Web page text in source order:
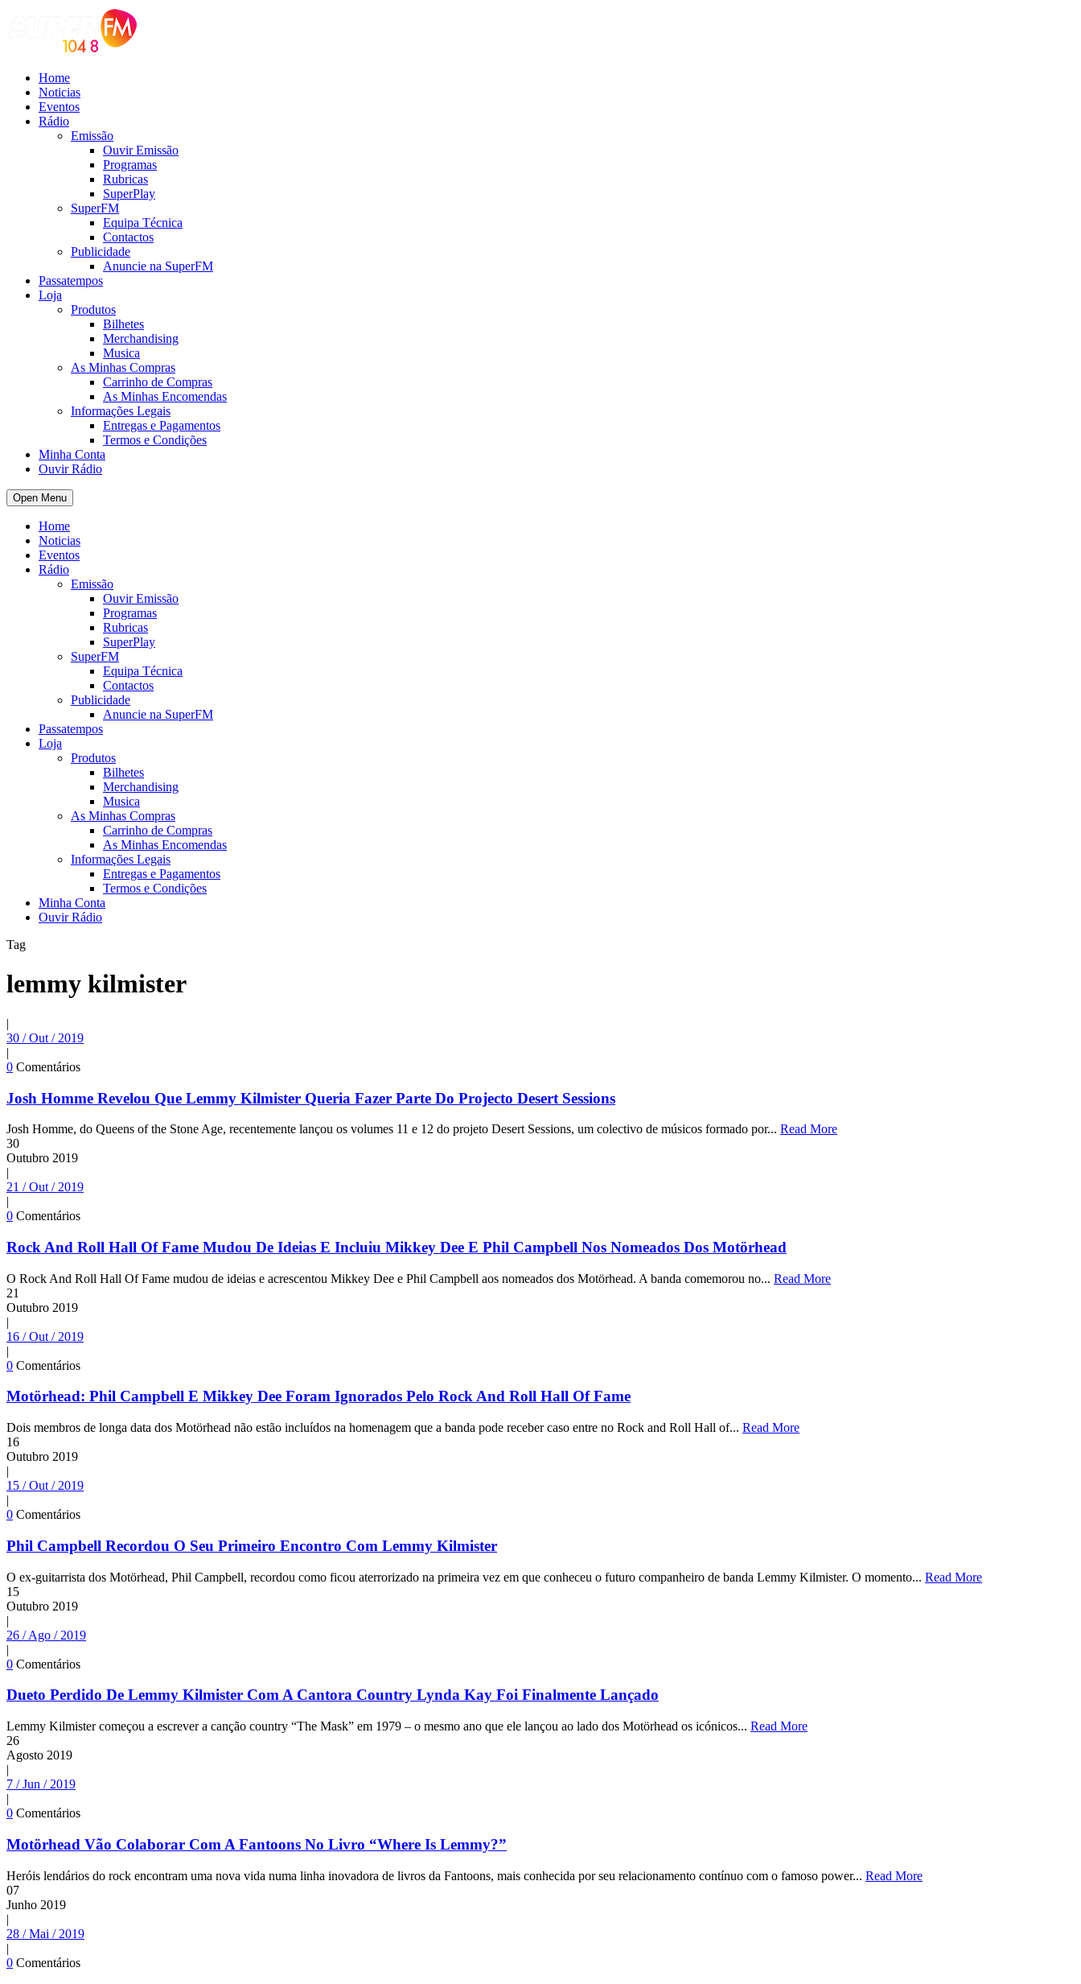
Home
Noticias
Eventos
Rádio
Emissão
Ouvir Emissão
Programas
Rubricas
SuperPlay
SuperFM
Equipa Técnica
Contactos
Publicidade
Anuncie na SuperFM
Passatempos
Loja
Produtos
Bilhetes
Merchandising
Musica
As Minhas Compras
Carrinho de Compras
As Minhas Encomendas
Informações Legais
Entregas e Pagamentos
Termos e Condições
Minha Conta
Ouvir Rádio
Open Menu
Home
Noticias
Eventos
Rádio
Emissão
Ouvir Emissão
Programas
Rubricas
SuperPlay
SuperFM
Equipa Técnica
Contactos
Publicidade
Anuncie na SuperFM
Passatempos
Loja
Produtos
Bilhetes
Merchandising
Musica
As Minhas Compras
Carrinho de Compras
As Minhas Encomendas
Informações Legais
Entregas e Pagamentos
Termos e Condições
Minha Conta
Ouvir Rádio
Tag
lemmy kilmister
|
30 / Out / 2019
|
0 Comentários
Josh Homme Revelou Que Lemmy Kilmister Queria Fazer Parte Do Projecto Desert Sessions
Josh Homme, do Queens of the Stone Age, recentemente lançou os volumes 11 e 12 do projeto Desert Sessions, um colectivo de músicos formado por... Read More
30
Outubro 2019
|
21 / Out / 2019
|
0 Comentários
Rock And Roll Hall Of Fame Mudou De Ideias E Incluiu Mikkey Dee E Phil Campbell Nos Nomeados Dos Motörhead
O Rock And Roll Hall Of Fame mudou de ideias e acrescentou Mikkey Dee e Phil Campbell aos nomeados dos Motörhead. A banda comemorou no... Read More
21
Outubro 2019
|
16 / Out / 2019
|
0 Comentários
Motörhead: Phil Campbell E Mikkey Dee Foram Ignorados Pelo Rock And Roll Hall Of Fame
Dois membros de longa data dos Motörhead não estão incluídos na homenagem que a banda pode receber caso entre no Rock and Roll Hall of... Read More
16
Outubro 2019
|
15 / Out / 2019
|
0 Comentários
Phil Campbell Recordou O Seu Primeiro Encontro Com Lemmy Kilmister
O ex-guitarrista dos Motörhead, Phil Campbell, recordou como ficou aterrorizado na primeira vez em que conheceu o futuro companheiro de banda Lemmy Kilmister. O momento... Read More
15
Outubro 2019
|
26 / Ago / 2019
|
0 Comentários
Dueto Perdido De Lemmy Kilmister Com A Cantora Country Lynda Kay Foi Finalmente Lançado
Lemmy Kilmister começou a escrever a canção country “The Mask” em 1979 – o mesmo ano que ele lançou ao lado dos Motörhead os icónicos... Read More
26
Agosto 2019
|
7 / Jun / 2019
|
0 Comentários
Motörhead Vão Colaborar Com A Fantoons No Livro “Where Is Lemmy?”
Heróis lendários do rock encontram uma nova vida numa linha inovadora de livros da Fantoons, mais conhecida por seu relacionamento contínuo com o famoso power... Read More
07
Junho 2019
|
28 / Mai / 2019
|
0 Comentários